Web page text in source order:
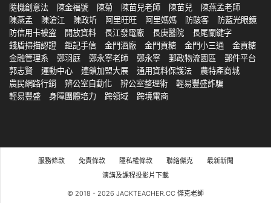
隨機創意法
陳金福號 陳菊 陳苗兒老師 陳苗兒
陳燕孟老師
陳燕孟
陳滄江 陳政圻 阿里旺旺 阿里媽媽 防駭客
防藍光眼鏡
防信用卡被盗
開放資料 長江發電廠 長庚醫院
長尾關鍵字
錢盾掃描認證
鉅記手信 金門酒廠 金門貢糖 金門小三通
金貢糖
金融管理系
鄭羽庭 鄭永寧老師 鄭永寧 郵政物流園區
郵件平台
郭志賢
運動中心 連鎖加盟大展 通用資料保護法
農特產商城
農民網路行銷
辨公室自動化 辨公室整理術
輕易豐盛詐騙
輕易豐盛
身障團體培力 跨領域 跨境電商
服務條款 免責條款 隱私權條款 聯絡傑克
最新新聞
演講及課程投影片下載
© 2018 - 2026 JACKTEACHER.CC 傑克老師